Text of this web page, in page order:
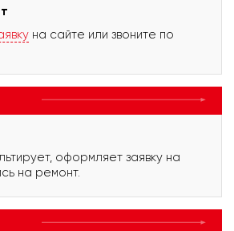
на сайте или звоните по
оформляет заявку на
на ремонт.